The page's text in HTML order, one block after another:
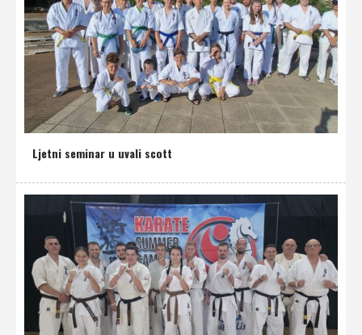
Ljetni seminar u uvali scott